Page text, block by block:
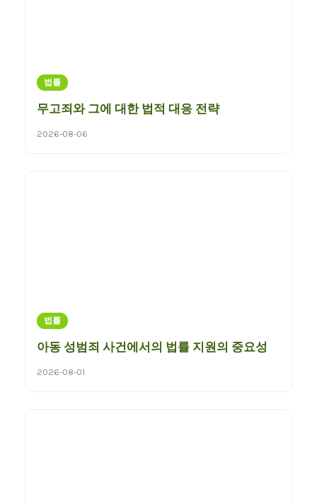
법률
무고죄와 그에 대한 법적 대응 전략
2026-08-06
법률
아동 성범죄 사건에서의 법률 지원의 중요성
2026-08-01